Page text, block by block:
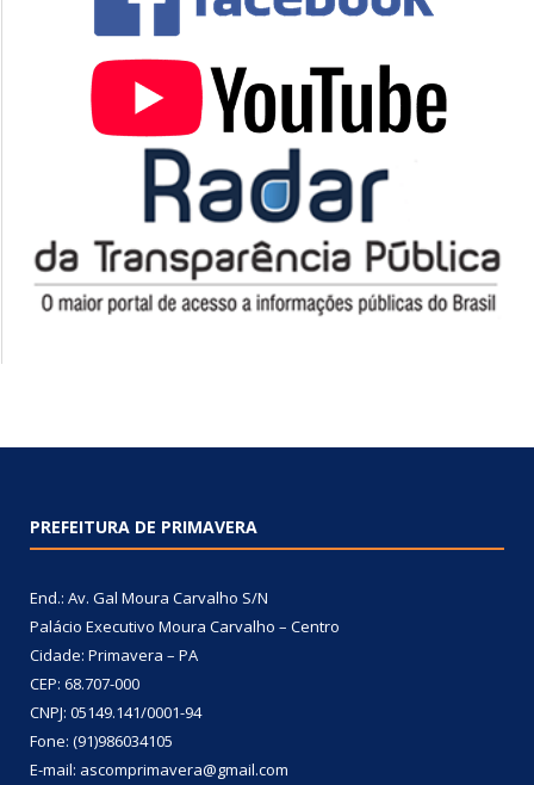
PREFEITURA DE PRIMAVERA
End.: Av. Gal Moura Carvalho S/N
Palácio Executivo Moura Carvalho – Centro
Cidade: Primavera – PA
CEP: 68.707-000
CNPJ: 05149.141/0001-94
Fone: (91)986034105
E-mail: ascomprimavera@gmail.com